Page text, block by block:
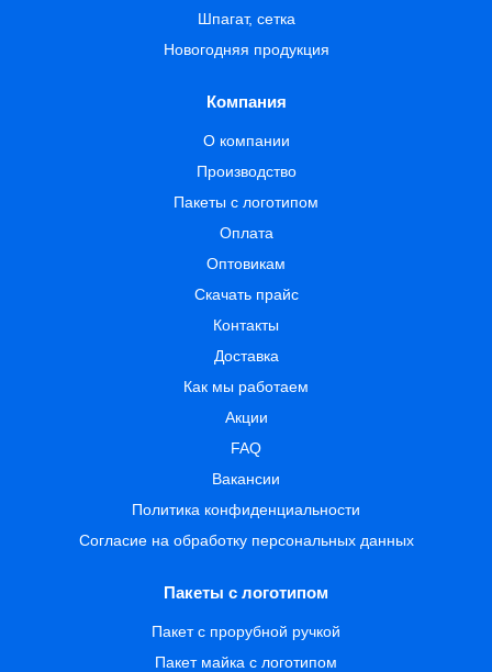
Шпагат, сетка
Новогодняя продукция
Компания
О компании
Производство
Пакеты с логотипом
Оплата
Оптовикам
Скачать прайс
Контакты
Доставка
Как мы работаем
Акции
FAQ
Вакансии
Политика конфиденциальности
Согласие на обработку персональных данных
Пакеты с логотипом
Пакет с прорубной ручкой
Пакет майка с логотипом